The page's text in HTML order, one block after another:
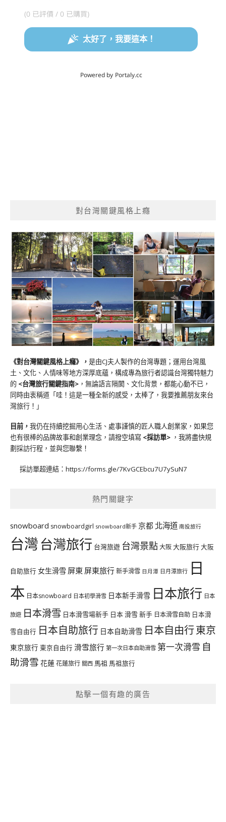
對台灣關鍵風格上癮
《對台灣關鍵風格上癮》 ， 是由CJ夫人製作的台灣專題；運用台灣風
土、文化、人情味等地方深厚底蘊，構成專為旅行者認識台灣獨特魅力
的 <台灣旅行關鍵指南> ，無論語言隔閡、文化背景，都能心動不已，
同時由衷稱道「哇！這是一種全新的感受，太棒了，我要推薦朋友來台
灣旅行！」
目前， 我仍在持續挖掘用心生活、處事謹慎的匠人職人創業家，如果您
也有很棒的品牌故事和創業理念，請撥空填寫 <採訪單> ，我將盡快規
劃採訪行程，並與您聯繫！
採訪單超連結： https://forms.gle/7KvGCEbcu7U7ySuN7
熱門關鍵字
snowboard snowboardgirl snowboard新手 京都 北海道 南投旅行
台灣台灣旅行 台灣旅遊 台灣景點大阪大阪旅行大阪
自助旅行 女生滑雪 屏東 屏東旅行新手滑雪 日月潭 日月潭旅行 日
本 日本snowboard 日本初學滑雪 日本新手滑雪 日本旅行 日本
旅遊 日本滑雪 日本滑雪場新手 日本 滑雪 新手 日本滑雪自助 日本滑
雪自由行 日本自助旅行 日本自助滑雪 日本自由行東京
東京旅行 東京自由行 滑雪旅行 第一次日本自助滑雪 第一次滑雪 自
助滑雪 花蓮花蓮旅行 關西 馬祖 馬祖旅行
點擊一個有趣的廣告